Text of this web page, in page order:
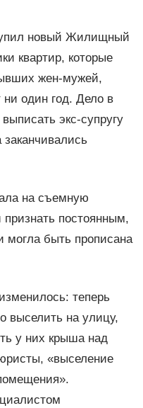
новый Жилищный
квартир, которые
жен-мужей,
ни один год. Дело в
экс-супругу
заканчивались
на съемную
признать постоянным,
быть прописана
теперь
выселить на улицу,
у них крыша над
«выселение